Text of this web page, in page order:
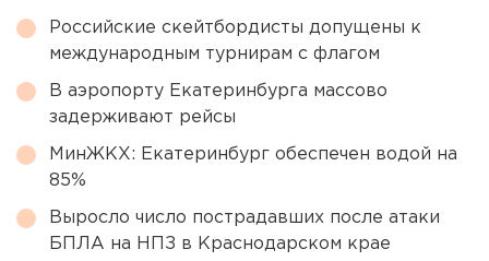
Российские скейтбордисты допущены к
международным турнирам с флагом
В аэропорту Екатеринбурга массово
задерживают рейсы
МинЖКХ: Екатеринбург обеспечен водой на
85%
Выросло число пострадавших после атаки
БПЛА на НПЗ в Краснодарском крае